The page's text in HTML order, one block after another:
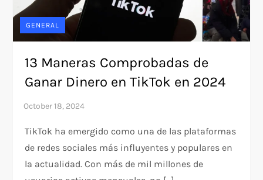
GENERAL
13 Maneras Comprobadas de
Ganar Dinero en TikTok en 2024
TikTok ha emergido como una de las plataformas
de redes sociales más influyentes y populares en
la actualidad. Con más de mil millones de